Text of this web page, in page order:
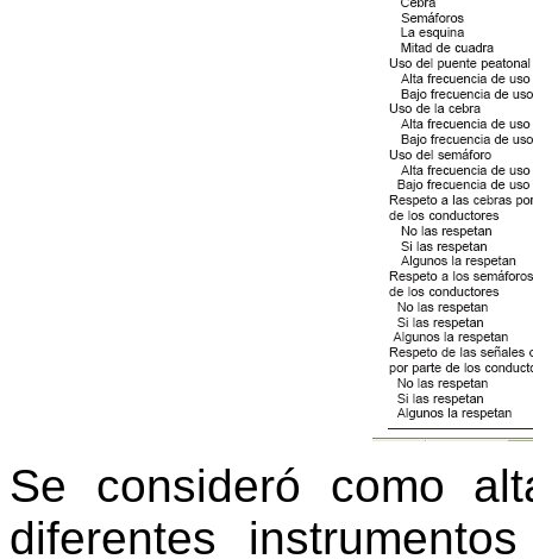
Se consideró como
diferentes